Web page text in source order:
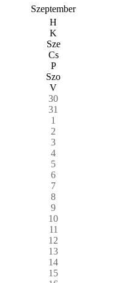
Szeptember
H
K
Sze
Cs
P
Szo
V
30
31
1
2
3
4
5
6
7
8
9
10
11
12
13
14
15